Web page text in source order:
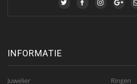
INFORMATIE
Juwelier
Ringen